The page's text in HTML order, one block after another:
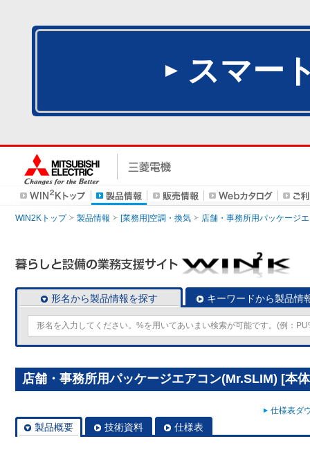
スマー
WIN2Kトップ 製品情報 [業務用]空調・換気 店舗・事務所用パッケージ
形名から製品情報を探す キーワードから製品情
店舗・事務所用パッケージエアコン(Mr.SLIM) [本
仕様表ダ
製品概要 技術資料 仕様表